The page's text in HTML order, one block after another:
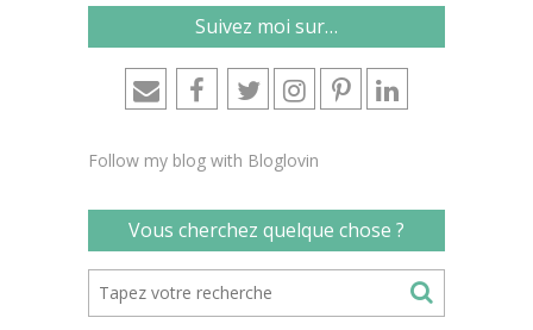
Suivez moi sur…
Follow my blog with Bloglovin
Vous cherchez quelque chose ?